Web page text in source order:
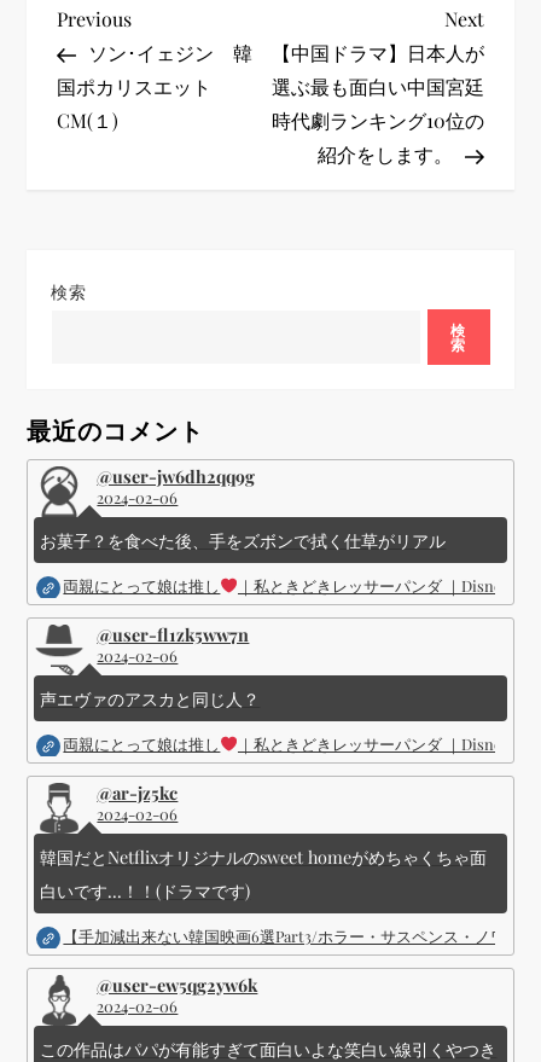
投
稿
ナ
ー
ョ
ン
Previous
Post
Previous
ソン･イェジン 韓
国ポカリスエット
CM(１)
Next
Post
Next
【中国ドラマ】日本人が
選ぶ最も面白い中国宮廷
時代劇ランキング10位の
紹介をします。
検索
検
索
最近のコメント
@user-jw6dh2qq9g
2024-02-06
お菓子？を食べた後、手をズボンで拭く仕草がリアル
両親にとって娘は推し ｜私ときどきレッサーパンダ ｜Disney (
@user-fl1zk5ww7n
2024-02-06
声エヴァのアスカと同じ人？
両親にとって娘は推し ｜私ときどきレッサーパンダ ｜Disney (
@ar-jz5kc
2024-02-06
韓国だとNetflixオリジナルのsweet homeがめちゃくちゃ面
白いです...！！(ドラマです)
【手加減出来ない韓国映画6選Part3/ホラー・サスペンス・ノワー
@user-ew5qg2yw6k
2024-02-06
この作品はパパが有能すぎて面白いよな笑白い線引くやつき